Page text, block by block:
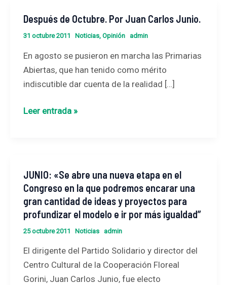
Después de Octubre. Por Juan Carlos Junio.
31 octubre 2011 Noticias, Opinión admin
En agosto se pusieron en marcha las Primarias
Abiertas, que han tenido como mérito
indiscutible dar cuenta de la realidad […]
Después
de
Por
Juan
Carlos
Leer entrada »
JUNIO: «Se abre una nueva etapa en el
Congreso en la que podremos encarar una
gran cantidad de ideas y proyectos para
profundizar el modelo e ir por más igualdad”
25 octubre 2011 Noticias admin
El dirigente del Partido Solidario y director del
Centro Cultural de la Cooperación Floreal
Gorini, Juan Carlos Junio, fue electo
JUNIO:
«Se
abre
una
nueva
etapa
en
el